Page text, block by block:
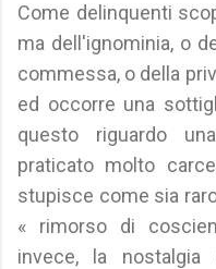
Come delinquenti
ma dell'ignominia, o
commessa, o della
ed occorre una
questo riguardo
praticato molto
stupisce come sia
« rimorso di
invece, la nostalgia